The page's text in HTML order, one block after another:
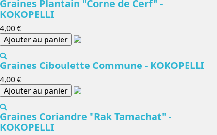
Graines Plantain "Corne de Cerf" -
KOKOPELLI
4,00 €
Ajouter au panier
Graines Ciboulette Commune - KOKOPELLI
4,00 €
Ajouter au panier
Graines Coriandre "Rak Tamachat" -
KOKOPELLI